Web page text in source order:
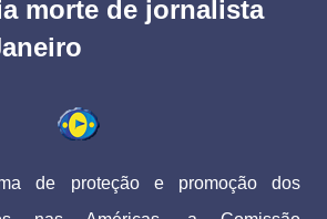
morte de jornalista
de proteção e promoção dos